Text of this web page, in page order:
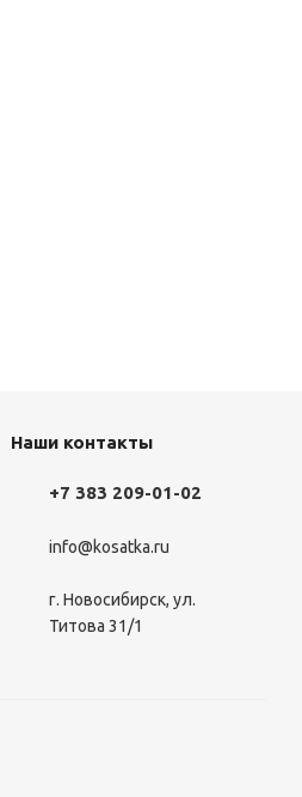
Наши контакты
+7 383 209-01-02
info@kosatka.ru
г. Новосибирск, ул.
Титова 31/1